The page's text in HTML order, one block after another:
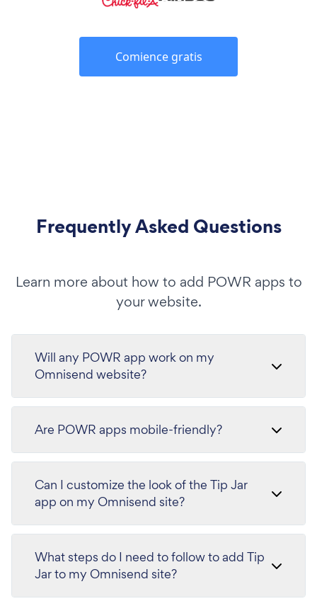
Comience gratis
Frequently Asked Questions
Learn more about how to add POWR apps to
your website.
Will any POWR app work on my
Omnisend website?
Are POWR apps mobile-friendly?
Can I customize the look of the Tip Jar
app on my Omnisend site?
What steps do I need to follow to add Tip
Jar to my Omnisend site?